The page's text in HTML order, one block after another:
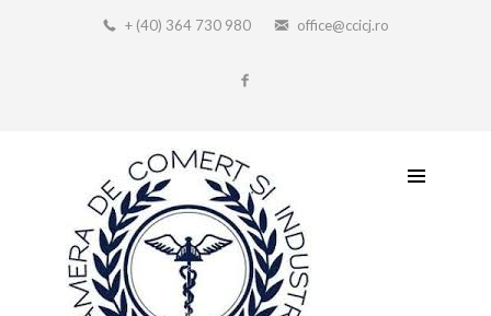
+ (40) 364 730 980 office@ccicj.ro